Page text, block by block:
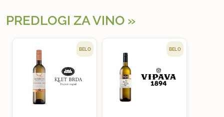
PREDLOGI ZA VINO
BELO BELO